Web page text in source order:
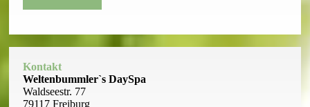
Kontakt
Weltenbummler`s DaySpa
Waldseestr. 77
79117 Freiburg